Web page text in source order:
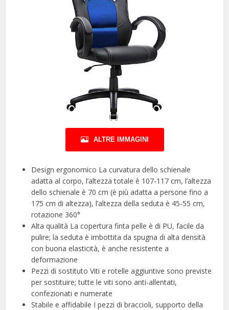
ALTRE IMMAGINI
Design ergonomico La curvatura dello schienale
adatta al corpo, l’altezza totale è 107-117 cm, l’altezza
dello schienale è 70 cm (è più adatta a persone fino a
175 cm di altezza), l’altezza della seduta è 45-55 cm,
rotazione 360°
Alta qualità La copertura finta pelle è di PU, facile da
pulire; la seduta è imbottita da spugna di alta densità
con buona elasticità, è anche resistente a
deformazione
Pezzi di sostituto Viti e rotelle aggiuntive sono previste
per sostituire; tutte le viti sono anti-allentati,
confezionati e numerate
Stabile e affidabile I pezzi di braccioli, supporto della